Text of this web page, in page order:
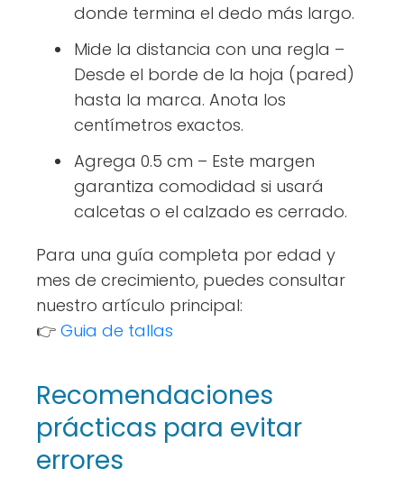
donde termina el dedo más largo.
Mide la distancia con una regla –
Desde el borde de la hoja (pared)
hasta la marca. Anota los
centímetros exactos.
Agrega 0.5 cm – Este margen
garantiza comodidad si usará
calcetas o el calzado es cerrado.
Para una guía completa por edad y
mes de crecimiento, puedes consultar
nuestro artículo principal:
👉 Guia de tallas
Recomendaciones
prácticas para evitar
errores